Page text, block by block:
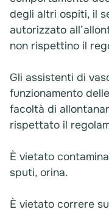
degli altri ospiti, il
autorizzato
non rispettino il
Gli assistenti di
funzionamento
facoltà di
rispettato il
È vietato
sputi, orina.
È vietato correre